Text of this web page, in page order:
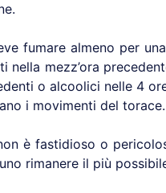
fumare almeno per
nella mezz’ora
o alcoolici nelle 4
i movimenti del torace.
non è fastidioso o
rimanere il più